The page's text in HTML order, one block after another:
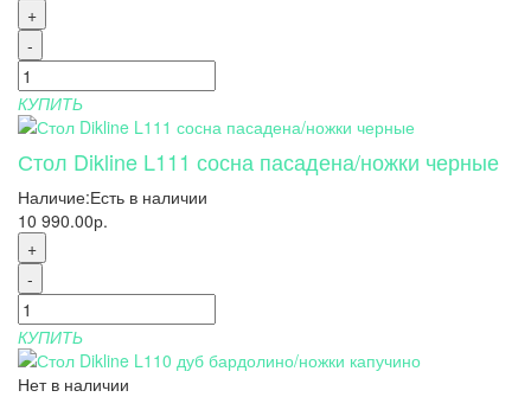
+
-
КУПИТЬ
Стол Dikline L111 сосна пасадена/ножки черные
Наличие:Есть в наличии
10 990.00р.
+
-
КУПИТЬ
Нет в наличии